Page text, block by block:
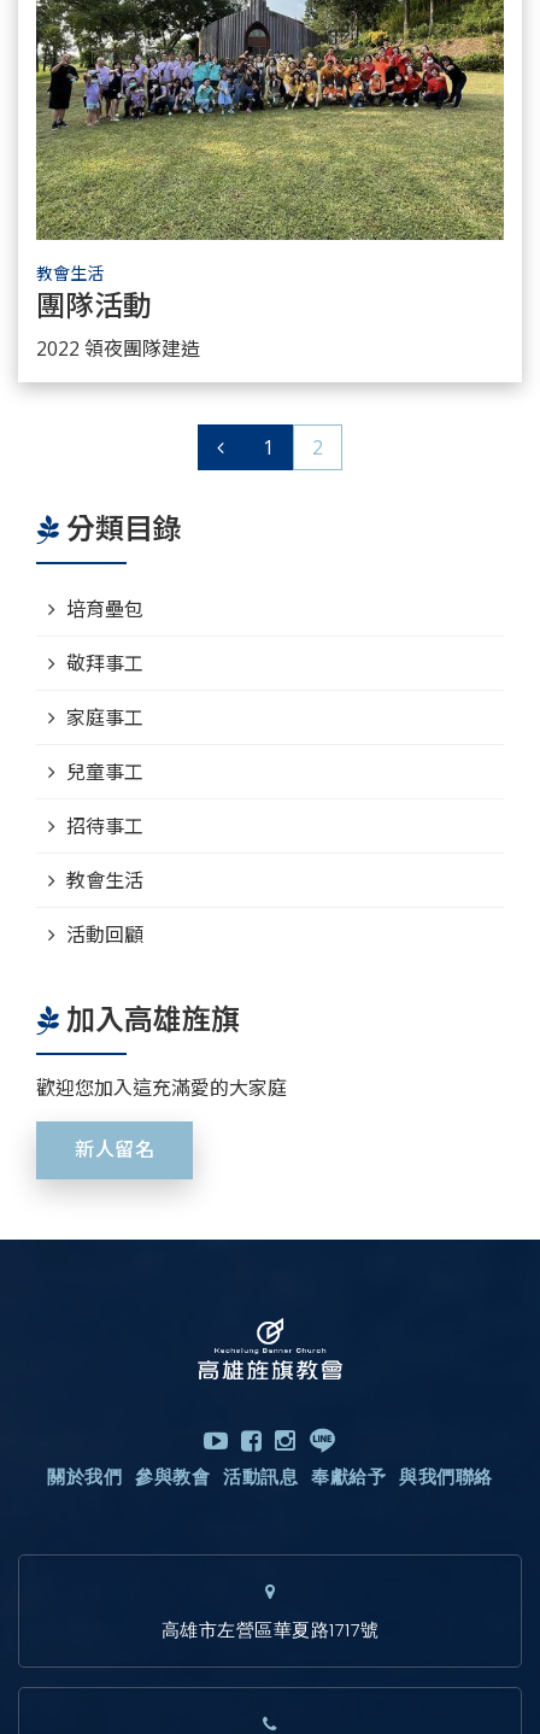
教會生活
團隊活動
2022 領夜團隊建造
1 2
分類目錄
培育壘包
敬拜事工
家庭事工
兒童事工
招待事工
教會生活
活動回顧
加入高雄旌旗
歡迎您加入這充滿愛的大家庭
新人留名
關於我們 參與教會 活動訊息 奉獻給予 與我們聯絡
高雄市左營區華夏路1717號